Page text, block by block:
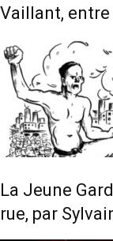
Vaillant,
La Jeune
rue, par